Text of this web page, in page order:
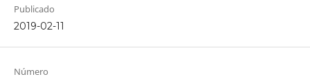
Publicado
2019-02-11
Número